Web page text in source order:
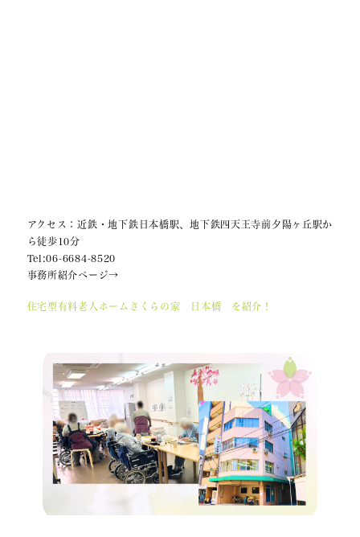
アクセス：近鉄・地下鉄日本橋駅、地下鉄四天王寺前夕陽ヶ丘駅か
ら徒歩10分
Tel:06-6684-8520
事務所紹介ページ→
住宅型有料老人ホームさくらの家 日本橋 を紹介！